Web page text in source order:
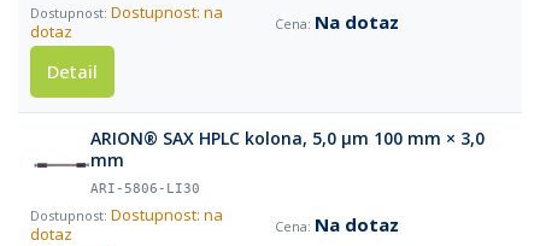
Dostupnost: na
dotaz
Na dotaz
Detail
ARION® SAX HPLC kolona, 5,0 µm 100 mm × 3,0
mm
ARI-5806-LI30
Dostupnost: na
dotaz
Na dotaz